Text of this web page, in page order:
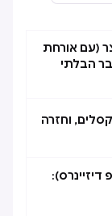
(עם אורחת
הבלתי
וחזרה